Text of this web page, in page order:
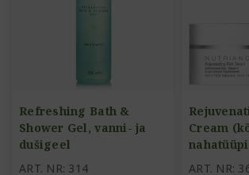
Refreshing Bath &
Shower Gel, vanni- ja
dušigeel
ART. NR: 314
Cream
ART. NR: